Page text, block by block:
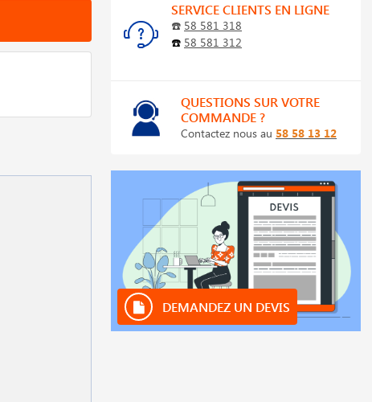
SERVICE CLIENTS EN LIGNE
☎️ 58 581 318
☎️ 58 581 312
QUESTIONS SUR VOTRE
COMMANDE ?
Contactez nous au 58 58 13 12
DEMANDEZ UN DEVIS